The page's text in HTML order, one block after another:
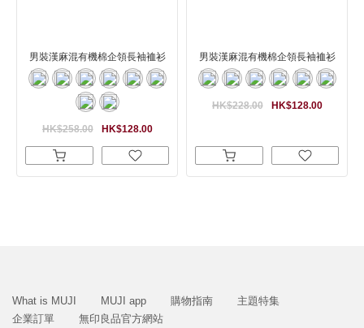
男裝漢麻混有機棉企領長袖裇衫
HK$128.00
HK$258.00
男裝漢麻混有機棉企領長袖裇衫
HK$128.00
HK$228.00
What is MUJI MUJI app 購物指南
主題特集
企業訂單
無印良品官方網站